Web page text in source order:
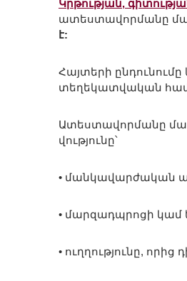
Կրթության,
ատեստավորմանը
է:
Հայտերի
տեղեկատվական
Ատեստավորմանը
վությունը՝
• մանկավարժական
• մարզադպրոցի կամ
• ուղղությունը,